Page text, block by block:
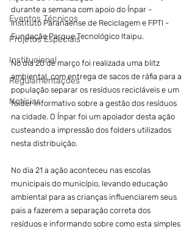
Eventos Técnicos
Projetos Especiais
Institucional
Regulamentações
Notícias
durante a semana com apoio do Ínpar -
Instituto Paranaense de Reciclagem e FPTI -
Fundação Parque Tecnológico Itaipu.
No dia 20 de março foi realizada uma blitz
ambiental, com entrega de sacos de ráfia para a
população separar os resíduos recicláveis e um
folder informativo sobre a gestão dos resíduos
na cidade. O Ínpar foi um apoiador desta ação
custeando a impressão dos folders utilizados
nesta distribuição.
No dia 21 a ação aconteceu nas escolas
municipais do município, levando educação
ambiental para as crianças influenciarem seus
pais a fazerem a separação correta dos
resíduos e informando sobre como esta simples